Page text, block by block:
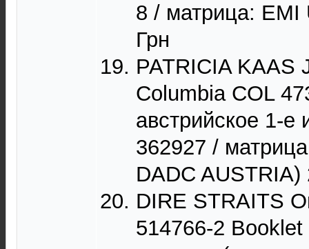
8 / матрица: EMI
Грн
PATRICIA KAAS
Columbia COL
австрийское 1-е
362927 /
DADC AUSTRIA)
DIRE STRAITS
514766-2